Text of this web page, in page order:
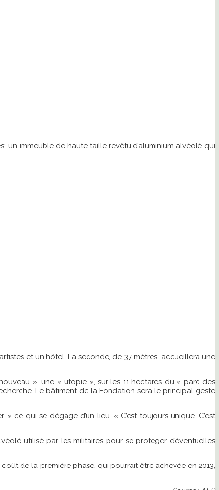
un immeuble de haute taille revêtu d’aluminium alvéolé qui
et un hôtel. La seconde, de 37 mètres, accueillera une
», une « utopie », sur les 11 hectares du « parc des
Le bâtiment de la Fondation sera le principal geste
ce qui se dégage d’un lieu. « C’est toujours unique. C’est
utilisé par les militaires pour se protéger d’éventuelles
de la première phase, qui pourrait être achevée en 2013,